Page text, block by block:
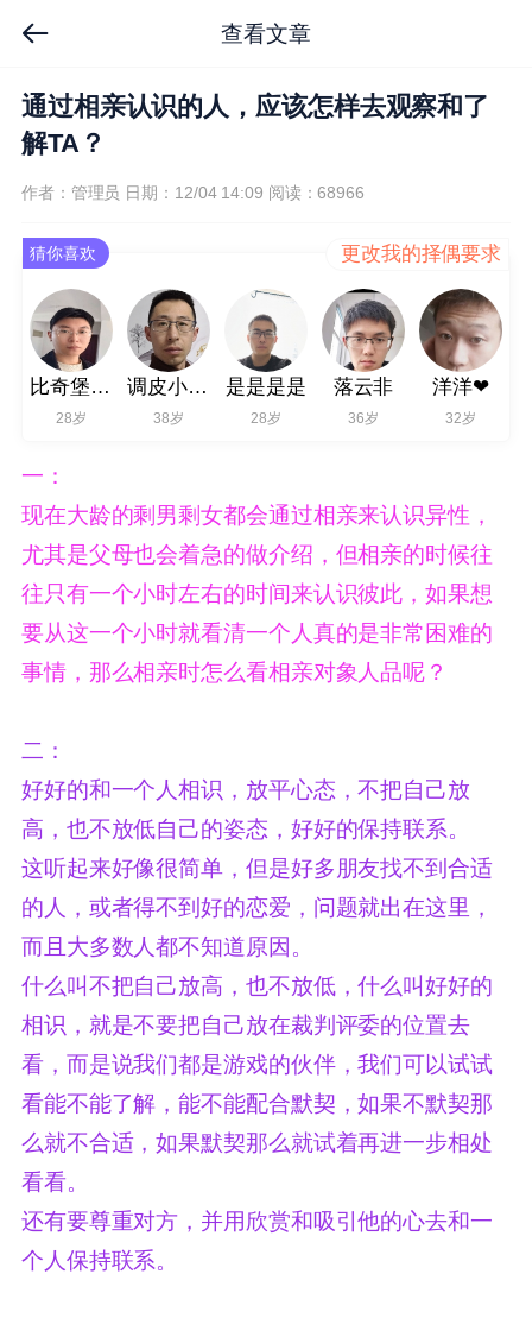
查看文章
通过相亲认识的人，应该怎样去观察和了
解TA？
作者：管理员 日期：12/04 14:09 阅读：68966
猜你喜欢 更改我的择偶要求
比奇堡名医
28岁
调皮小蹦蹦
38岁
是是是是
28岁
落云非
36岁
洋洋❤
32岁
一：
现在大龄的剩男剩女都会通过相亲来认识异性，
尤其是父母也会着急的做介绍，但相亲的时候往
往只有一个小时左右的时间来认识彼此，如果想
要从这一个小时就看清一个人真的是非常困难的
事情，那么相亲时怎么看相亲对象人品呢？
二：
好好的和一个人相识，放平心态，不把自己放
高，也不放低自己的姿态，好好的保持联系。
这听起来好像很简单，但是好多朋友找不到合适
的人，或者得不到好的恋爱，问题就出在这里，
而且大多数人都不知道原因。
什么叫不把自己放高，也不放低，什么叫好好的
相识，就是不要把自己放在裁判评委的位置去
看，而是说我们都是游戏的伙伴，我们可以试试
看能不能了解，能不能配合默契，如果不默契那
么就不合适，如果默契那么就试着再进一步相处
看看。
还有要尊重对方，并用欣赏和吸引他的心去和一
个人保持联系。